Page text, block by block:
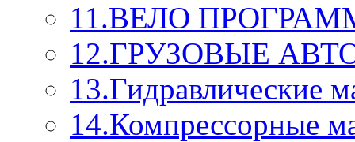
11.ВЕЛО
12.ГРУЗОВЫЕ
13.Гидравлические
14.Компрессорные